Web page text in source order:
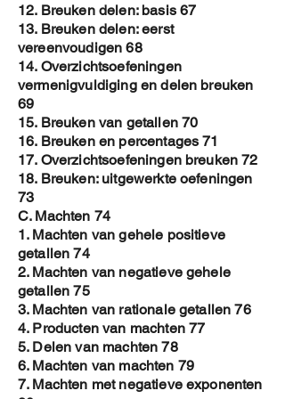
tijdens de lessen om veel oefeningen te maken.
En wiskunde kan je pas als je veel oefeningen
maakt. En om de ouders, leerlingen en
leerkrachten te helpen met extra oefeningen,
bestaan deze oefenboeken. En ja, in de
handboeken op school vind je ook oefeningen,
maar om eerlijk te zijn: als ouder of leerling (en
soms zelf als leerkracht) is het soms zoeken naar
een naald in een hooiberg om juist die
oefeningen te zoeken die jij juist dan nodig hebt.
Mijn oefenboeken zijn daarom erg gestructureerd
opgezet: 1 soort oefening per bladzijde en alle
oefeningen in het zelfde formaat. Bovendien zijn
de oplossingen van alle oefeningen gegeven op
dezelfde pagina als de oefening (dus directe
feedback) en zijn alle oefeningen uitgewerkt
(zodat je kan nakijken indien je de oplossing niet
vindt) 80 Gram Houtvrij Offset papier Mijn
boeken worden afgedrukt op 80 Gram Houtvrij
Offset papier Wat is houtvrij papier en wat zijn er
de voordelen van? Houtvrij papier is papier dat
wordt geproduceerd zonder gebruik te maken
van houtvezels, wat bijdraagt aan een
milieuvriendelijker product. In plaats van hout,
12. Breuken delen: basis 67
13. Breuken delen: eerst
vereenvoudigen 68
14. Overzichtsoefeningen
vermenigvuldiging en delen breuken
69
15. Breuken van getallen 70
16. Breuken en percentages 71
17. Overzichtsoefeningen breuken 72
18. Breuken: uitgewerkte oefeningen
73
C. Machten 74
1. Machten van gehele positieve
getallen 74
2. Machten van negatieve gehele
getallen 75
3. Machten van rationale getallen 76
4. Producten van machten 77
5. Delen van machten 78
6. Machten van machten 79
7. Machten met negatieve exponenten